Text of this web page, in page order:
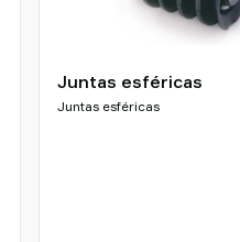
Juntas esféricas
Juntas esféricas